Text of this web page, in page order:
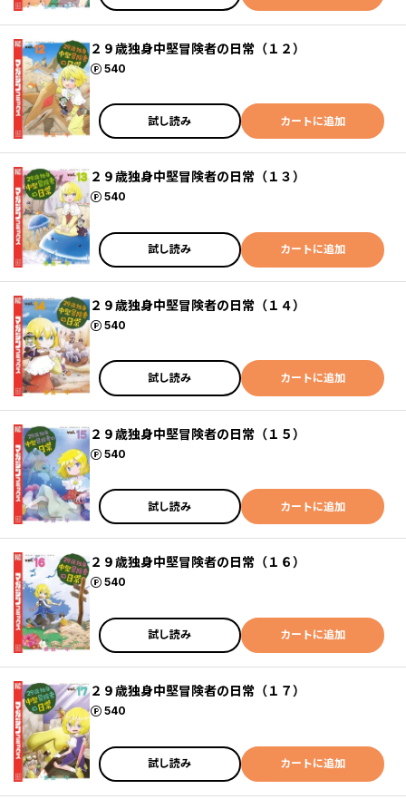
２９歳独身中堅冒険者の日常（１２）
540
ポイント
試し読み カートに追加
２９歳独身中堅冒険者の日常（１３）
540
ポイント
試し読み カートに追加
２９歳独身中堅冒険者の日常（１４）
540
ポイント
試し読み カートに追加
２９歳独身中堅冒険者の日常（１５）
540
ポイント
試し読み カートに追加
２９歳独身中堅冒険者の日常（１６）
540
ポイント
試し読み カートに追加
２９歳独身中堅冒険者の日常（１７）
540
ポイント
試し読み カートに追加